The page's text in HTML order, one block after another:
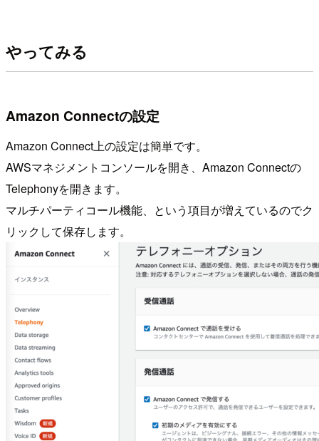
やってみる
Amazon Connectの設定
Amazon Connect上の設定は簡単です。
AWSマネジメントコンソールを開き、Amazon Connectの
Telephonyを開きます。
マルチパーティコール機能、という項目が増えているのでク
リックして保存します。